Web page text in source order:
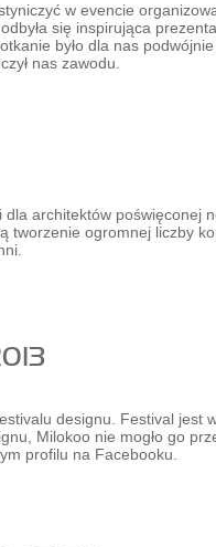
w evencie
się inspirująca
było dla nas
nas zawodu.
dla architektów poświęconej
tworzenie ogromnej liczby
designu. Festival jest
Milokoo nie mogło go
profilu na Facebooku.